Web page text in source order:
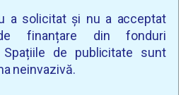
a solicitat și nu a acceptat
finanțare din fonduri
Spațiile de publicitate sunt
neinvazivă.